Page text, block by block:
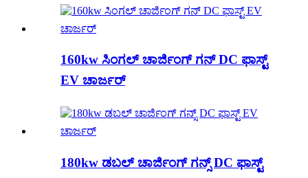
160kw ಸಿಂಗಲ್ ಚಾರ್ಜಿಂಗ್ ಗನ್ DC ಫಾಸ್ಟ್
EV ಚಾರ್ಜರ್
180kw ಡಬಲ್ ಚಾರ್ಜಿಂಗ್ ಗನ್ಸ್ DC ಫಾಸ್ಟ್